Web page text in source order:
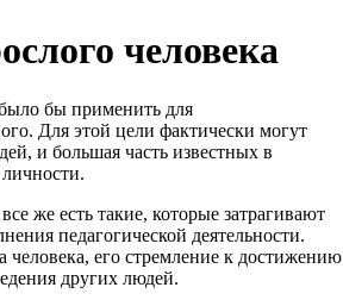
человека
бы применить для
Для этой цели фактически могут
и большая часть известных в
же есть такие, которые затрагивают
педагогической деятельности.
человека, его стремление к достижению
других людей.